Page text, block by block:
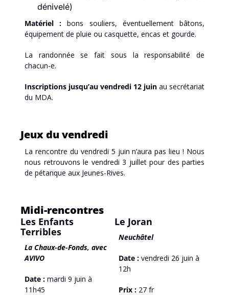
dénivelé)
Matériel : bons souliers, éventuellement bâtons,
équipement de pluie ou casquette, encas et gourde.
La randonnée se fait sous la responsabilité de
chacun-e.
Inscriptions jusqu’au vendredi 12 juin au secrétariat
du MDA.
Jeux du vendredi
La rencontre du vendredi 5 juin n’aura pas lieu ! Nous
nous retrouvons le vendredi 3 juillet pour des parties
de pétanque aux Jeunes-Rives.
Midi-rencontres
Les Enfants
Terribles
La Chaux-de-Fonds, avec
AVIVO
Date : mardi 9 juin à
11h45
Le Joran
Neuchâtel
Date : vendredi 26 juin à
12h
Prix : 27 fr